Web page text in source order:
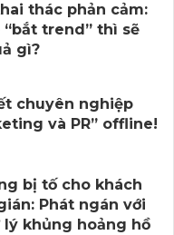
thác phản cảm:
“bắt trend” thì sẽ
gì?
chuyên nghiệp
và PR” offline!
bị tố cho khách
Phát ngán với
khủng hoảng hồ